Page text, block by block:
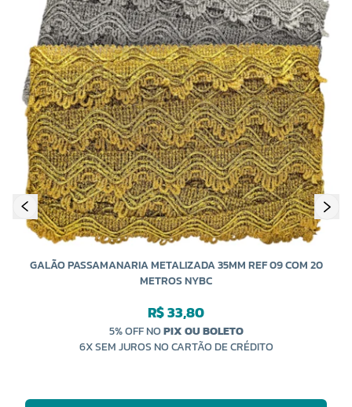
GALÃO PASSAMANARIA METALIZADA 35MM REF 09 COM 20
METROS NYBC
R$ 33,80
5% OFF NOPIX OU BOLETO
6X SEM JUROS NO CARTÃO DE CRÉDITO